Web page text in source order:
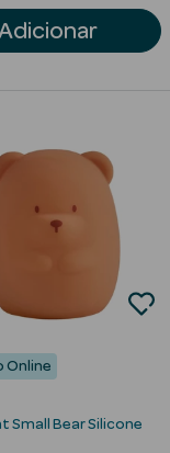
Online
Small Bear Silicone